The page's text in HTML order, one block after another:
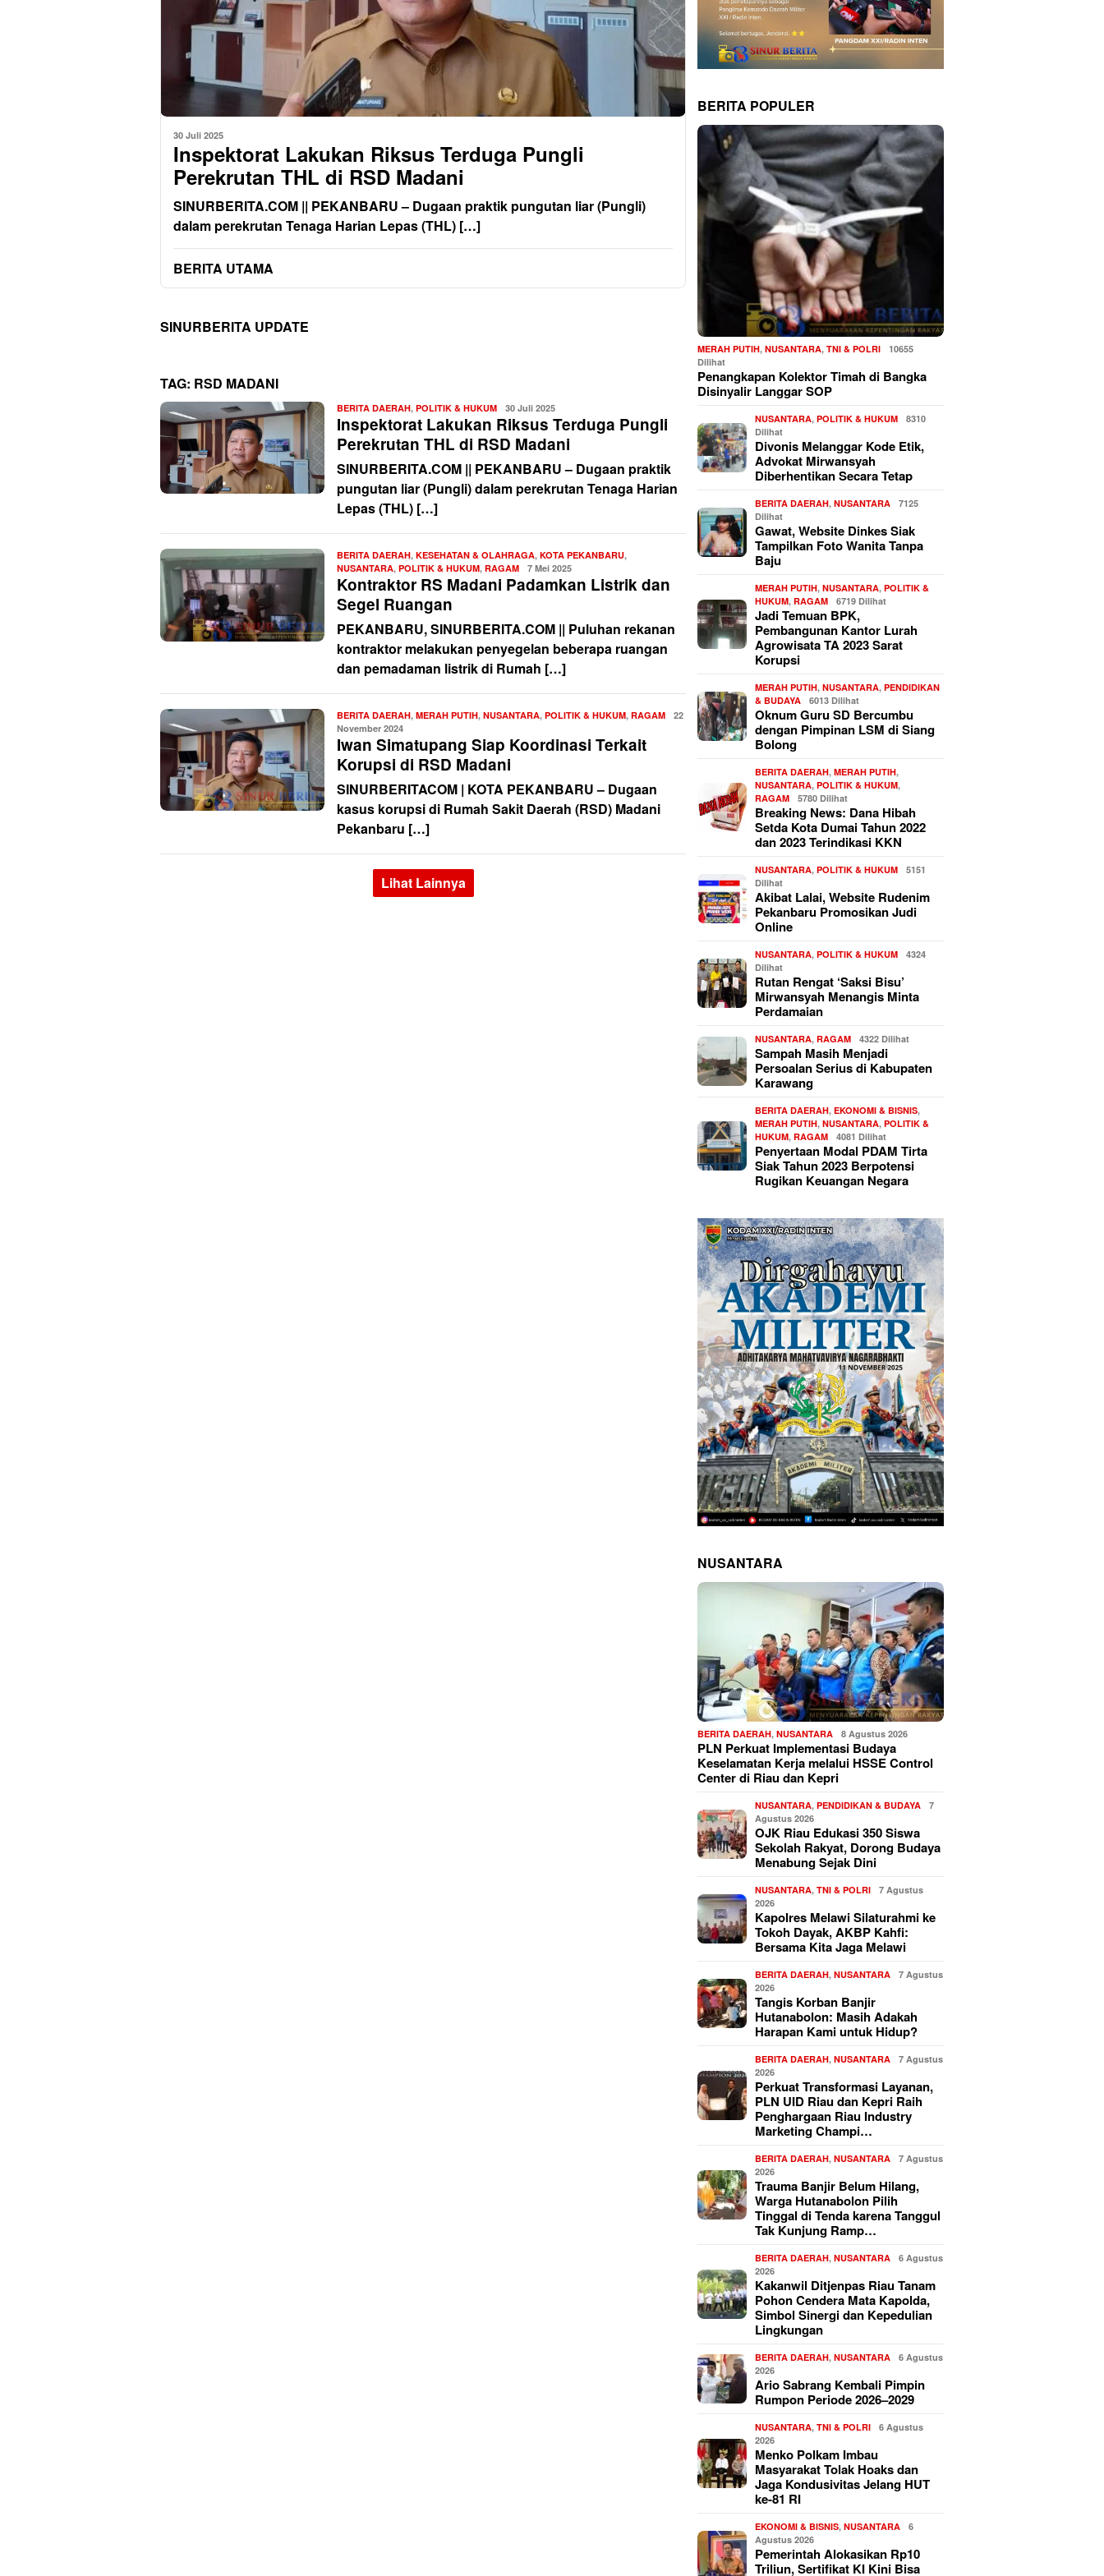
30 Juli 2025
Inspektorat Lakukan Riksus Terduga Pungli
Perekrutan THL di RSD Madani
SINURBERITA.COM || PEKANBARU – Dugaan praktik pungutan liar (Pungli)
dalam perekrutan Tenaga Harian Lepas (THL) […]
BERITA UTAMA
SINURBERITA UPDATE
TAG: RSD MADANI
BERITA DAERAH, POLITIK & HUKUM Redaksi
30 Juli 2025
Inspektorat Lakukan Riksus Terduga Pungli
Perekrutan THL di RSD Madani
SINURBERITA.COM || PEKANBARU – Dugaan praktik
pungutan liar (Pungli) dalam perekrutan Tenaga Harian
Lepas (THL) […]
BERITA DAERAH, KESEHATAN & OLAHRAGA, KOTA PEKANBARU,
NUSANTARA, POLITIK & HUKUM, RAGAM Redaksi
7 Mei 2025
Kontraktor RS Madani Padamkan Listrik dan
Segel Ruangan
PEKANBARU, SINURBERITA.COM || Puluhan rekanan
kontraktor melakukan penyegelan beberapa ruangan
dan pemadaman listrik di Rumah […]
BERITA DAERAH, MERAH PUTIH, NUSANTARA, POLITIK & HUKUM, RAGAM Redaksi
22
November 2024
Iwan Simatupang Siap Koordinasi Terkait
Korupsi di RSD Madani
SINURBERITACOM | KOTA PEKANBARU – Dugaan
kasus korupsi di Rumah Sakit Daerah (RSD) Madani
Pekanbaru […]
Lihat Lainnya
BERITA POPULER
MERAH PUTIH,NUSANTARA,TNI & POLRI
10655
Dilihat
Penangkapan Kolektor Timah di Bangka
Disinyalir Langgar SOP
NUSANTARA,POLITIK & HUKUM
8310
Dilihat
Divonis Melanggar Kode Etik,
Advokat Mirwansyah
Diberhentikan Secara Tetap
BERITA DAERAH,NUSANTARA
7125
Dilihat
Gawat, Website Dinkes Siak
Tampilkan Foto Wanita Tanpa
Baju
MERAH PUTIH,NUSANTARA,POLITIK &
HUKUM,RAGAM 6719 Dilihat
Jadi Temuan BPK,
Pembangunan Kantor Lurah
Agrowisata TA 2023 Sarat
Korupsi
MERAH PUTIH,NUSANTARA,PENDIDIKAN
& BUDAYA
6013 Dilihat
Oknum Guru SD Bercumbu
dengan Pimpinan LSM di Siang
Bolong
BERITA DAERAH,MERAH PUTIH,
NUSANTARA,POLITIK & HUKUM,
RAGAM
5780 Dilihat
Breaking News: Dana Hibah
Setda Kota Dumai Tahun 2022
dan 2023 Terindikasi KKN
NUSANTARA,POLITIK & HUKUM
5151
Dilihat
Akibat Lalai, Website Rudenim
Pekanbaru Promosikan Judi
Online
NUSANTARA,POLITIK & HUKUM
4324
Dilihat
Rutan Rengat ‘Saksi Bisu’
Mirwansyah Menangis Minta
Perdamaian
NUSANTARA,RAGAM 4322 Dilihat
Sampah Masih Menjadi
Persoalan Serius di Kabupaten
Karawang
BERITA DAERAH,EKONOMI & BISNIS,
MERAH PUTIH,NUSANTARA,POLITIK &
HUKUM,RAGAM 4081 Dilihat
Penyertaan Modal PDAM Tirta
Siak Tahun 2023 Berpotensi
Rugikan Keuangan Negara
NUSANTARA
BERITA DAERAH,NUSANTARA 8 Agustus 2026
PLN Perkuat Implementasi Budaya
Keselamatan Kerja melalui HSSE Control
Center di Riau dan Kepri
NUSANTARA,PENDIDIKAN & BUDAYA
7
Agustus 2026
OJK Riau Edukasi 350 Siswa
Sekolah Rakyat, Dorong Budaya
Menabung Sejak Dini
NUSANTARA,TNI & POLRI
7 Agustus
2026
Kapolres Melawi Silaturahmi ke
Tokoh Dayak, AKBP Kahfi:
Bersama Kita Jaga Melawi
BERITA DAERAH,NUSANTARA
7 Agustus
2026
Tangis Korban Banjir
Hutanabolon: Masih Adakah
Harapan Kami untuk Hidup?
BERITA DAERAH,NUSANTARA
7 Agustus
2026
Perkuat Transformasi Layanan,
PLN UID Riau dan Kepri Raih
Penghargaan Riau Industry
Marketing Champi…
BERITA DAERAH,NUSANTARA
7 Agustus
2026
Trauma Banjir Belum Hilang,
Warga Hutanabolon Pilih
Tinggal di Tenda karena Tanggul
Tak Kunjung Ramp…
BERITA DAERAH,NUSANTARA
6 Agustus
2026
Kakanwil Ditjenpas Riau Tanam
Pohon Cendera Mata Kapolda,
Simbol Sinergi dan Kepedulian
Lingkungan
BERITA DAERAH,NUSANTARA
6 Agustus
2026
Ario Sabrang Kembali Pimpin
Rumpon Periode 2026–2029
NUSANTARA,TNI & POLRI
6 Agustus
2026
Menko Polkam Imbau
Masyarakat Tolak Hoaks dan
Jaga Kondusivitas Jelang HUT
ke-81 RI
EKONOMI & BISNIS,NUSANTARA
6
Agustus 2026
Pemerintah Alokasikan Rp10
Triliun, Sertifikat KI Kini Bisa